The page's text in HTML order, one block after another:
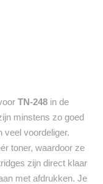
TN-248 in de
minstens zo goed
veel voordeliger.
toner, waardoor ze
zijn direct klaar
met afdrukken. Je